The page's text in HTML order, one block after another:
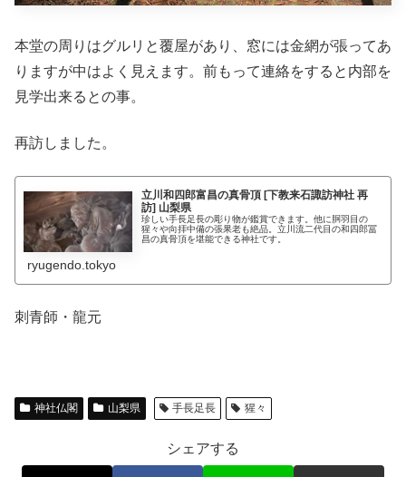
本堂の周りはグルリと覆屋があり、窓には金網が張ってあ
りますが中はよく見えます。前もって連絡をすると内部を
見学出来るとの事。
再訪しました。
立川和四郎富昌の真骨頂 [下教来石諏訪神社 再
訪] 山梨県
珍しい手長足長の彫り物が鑑賞できます。他に胴羽目の
猩々や向拝中備の張果老も絶品。立川流二代目の和四郎冨
昌の真骨頂を堪能できる神社です。
ryugendo.tokyo
刺青師・龍元
神社仏閣 山梨県 手長足長 猩々
シェアする